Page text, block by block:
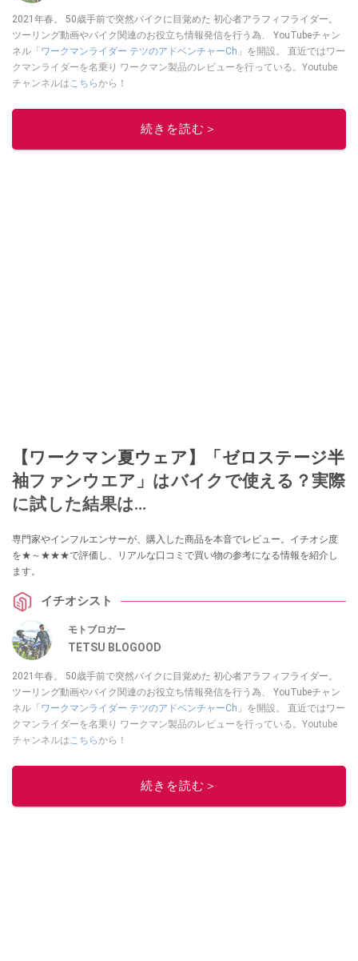
2021年春。 50歳手前で突然バイクに目覚めた 初心者アラフィフライダー。
ツーリング動画やバイク関連のお役立ち情報発信を行う為、 YouTubeチャン
ネル「ワークマンライダー テツのアドベンチャーCh 」を開設。 直近ではワー
クマンライダーを名乗り ワークマン製品のレビューを行っている。Youtube
チャンネルは こちらから！
このイチオシストの他の記事を読む
続きを読む＞
【ワークマン夏ウェア】「ゼロステージ半
袖ファンウエア」はバイクで使える？実際
に試した結果は…
専門家やインフルエンサーが、購入した商品を本音でレビュー。イチオシ度
を★～★★★で評価し、リアルな口コミで買い物の参考になる情報を紹介し
ます。
イチオシスト
モトブロガー
TETSU BLOGOOD
2021年春。 50歳手前で突然バイクに目覚めた 初心者アラフィフライダー。
ツーリング動画やバイク関連のお役立ち情報発信を行う為、 YouTubeチャン
ネル「ワークマンライダー テツのアドベンチャーCh 」を開設。 直近ではワー
クマンライダーを名乗り ワークマン製品のレビューを行っている。Youtube
チャンネルは こちらから！
このイチオシストの他の記事を読む
続きを読む＞